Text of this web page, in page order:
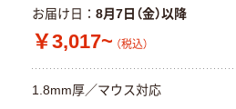
お届け日 8月7日（金）以降
￥3,017~ （税込）
1.8mm厚／マウス対応